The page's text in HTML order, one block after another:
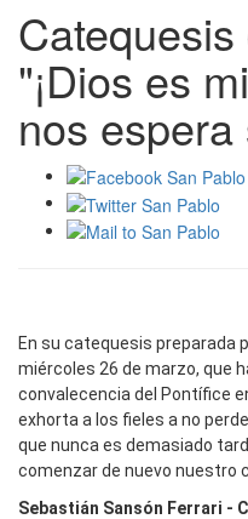
"¡Dios es
nos
En su catequesis preparada
miércoles 26 de marzo, que
convalecencia del Pontífice
exhorta a los fieles a no
que nunca es demasiado
comenzar de nuevo nuestro
Sebastián Sansón Ferrari -